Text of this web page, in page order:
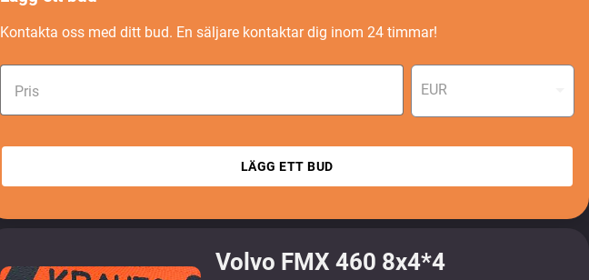
Kontakta oss med ditt bud. En säljare kontaktar dig inom 24 timmar!
Pris EUR
LÄGG ETT BUD
Volvo FMX 460 8x4*4